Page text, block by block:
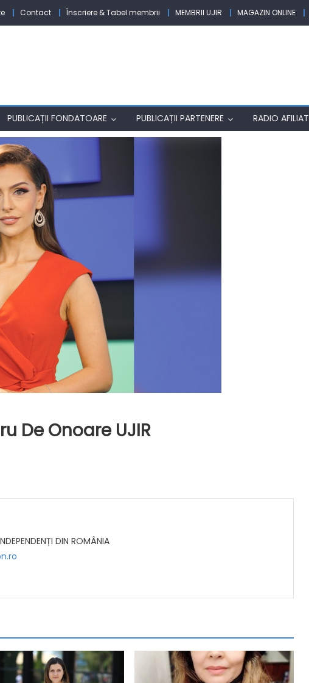
Contact Înscriere & Tabel membrii MEMBRII UJIR MAGAZIN ONLINE
PUBLICAȚII FONDATOARE PUBLICAȚII PARTENERE RADIO
De Onoare UJIR
DIN ROMÂNIA